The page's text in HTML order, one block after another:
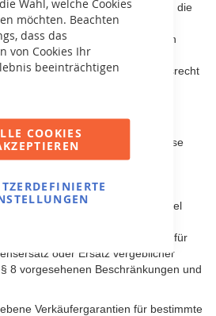
Wahl, welche Cookies
möchten. Beachten
dass das
von Cookies Ihr
beeinträchtigen
COOKIES
sind (also eine natürliche Person, die
Zweck abgibt, der überwiegend
oder selbständigen beruflichen
kann), steht Ihnen nach
Bestimmungen ein Widerrufsrecht
gelten die gesetzlichen
Regelungen, die im Einzelnen in
wiedergegeben sind.
Diese
Rechtsmängeln gelieferter Artikel
den gesetzlichen Bestimmungen
jedoch mit der Maßgabe, dass für
oder Ersatz vergeblicher
8 vorgesehenen Beschränkungen und
Verkäufergarantien für bestimmte